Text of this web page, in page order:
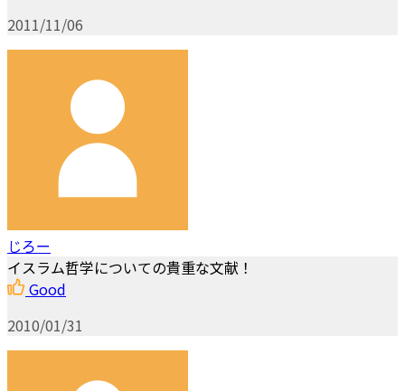
2011/11/06
じろー
イスラム哲学についての貴重な文献！
Good
2010/01/31